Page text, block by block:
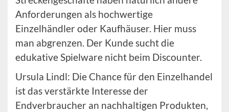
Anforderungen als hochwertige
Einzelhändler oder Kaufhäuser. Hier muss
man abgrenzen. Der Kunde sucht die
edukative Spielware nicht beim Discounter.
Ursula Lindl: Die Chance für den Einzelhandel
ist das verstärkte Interesse der
Endverbraucher an nachhaltigen Produkten,